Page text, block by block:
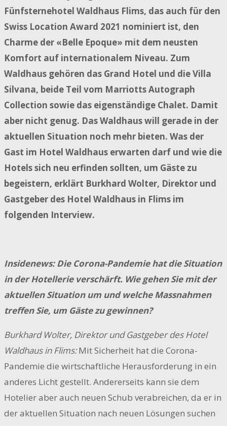
Fünfsternehotel Waldhaus Flims, das auch für den
Swiss Location Award 2021 nominiert ist, den
Charme der «Belle Epoque» mit dem neusten
Komfort auf internationalem Niveau. Zum
Waldhaus gehören das Grand Hotel und die Villa
Silvana, beide Teil vom Marriotts Autograph
Collection sowie das eigenständige Chalet. Damit
aber nicht genug. Das Waldhaus will gerade in der
aktuellen Situation noch mehr bieten. Was der
Gast im Hotel Waldhaus erwarten darf und wie die
Hotels sich neu erfinden sollten, um Gäste zu
begeistern, erklärt Burkhard Wolter, Direktor und
Gastgeber des Hotel Waldhaus in Flims im
folgenden Interview.
Insidenews: Die Corona-Pandemie hat die Situation
in der Hotellerie verschärft. Wie gehen Sie mit der
aktuellen Situation um und welche Massnahmen
treffen Sie, um Gäste zu gewinnen?
Burkhard Wolter, Direktor und Gastgeber des Hotel
Waldhaus in Flims:Mit Sicherheit hat die Corona-
Pandemie die wirtschaftliche Herausforderung in ein
anderes Licht gestellt. Andererseits kann sie dem
Hotelier aber auch neuen Schub verabreichen, da er in
der aktuellen Situation nach neuen Lösungen suchen